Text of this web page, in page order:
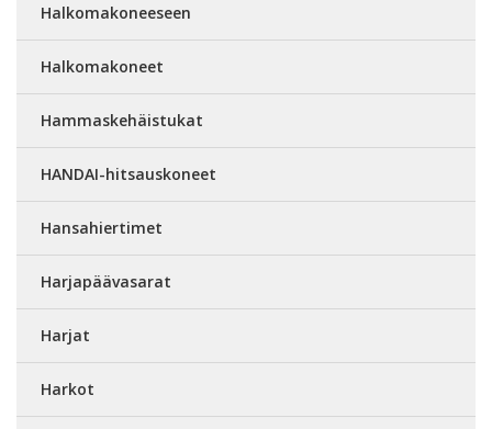
Halkomakoneeseen
Halkomakoneet
Hammaskehäistukat
HANDAI-hitsauskoneet
Hansahiertimet
Harjapäävasarat
Harjat
Harkot